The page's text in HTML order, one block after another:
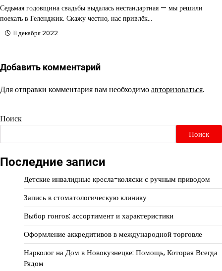
Седьмая годовщина свадьбы выдалась нестандартная — мы решили
поехать в Геленджик. Скажу честно, нас привлёк…
11 декабря 2022
Добавить комментарий
Для отправки комментария вам необходимоавторизоваться.
Поиск
Поиск
Последние записи
Детские инвалидные кресла-коляски с ручным приводом
Запись в стоматологическую клинику
Выбор гонгов: ассортимент и характеристики
Оформление аккредитивов в международной торговле
Нарколог на Дом в Новокузнецке: Помощь, Которая Всегда
Рядом